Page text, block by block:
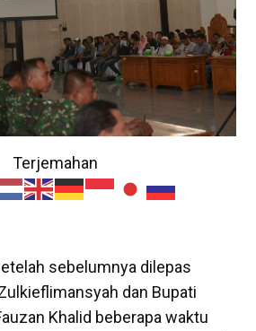
Terjemahan
sebelumnya dilepas
dan Bupati
Khalid beberapa waktu